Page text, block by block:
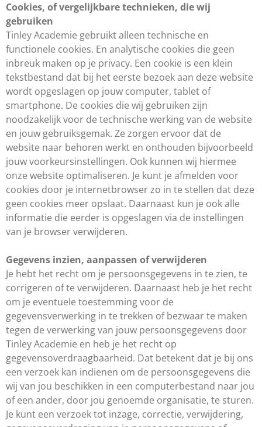
Cookies, of vergelijkbare technieken, die wij
gebruiken
Tinley Academie gebruikt alleen technische en
functionele cookies. En analytische cookies die geen
inbreuk maken op je privacy. Een cookie is een klein
tekstbestand dat bij het eerste bezoek aan deze website
wordt opgeslagen op jouw computer, tablet of
smartphone. De cookies die wij gebruiken zijn
noodzakelijk voor de technische werking van de website
en jouw gebruiksgemak. Ze zorgen ervoor dat de
website naar behoren werkt en onthouden bijvoorbeeld
jouw voorkeursinstellingen. Ook kunnen wij hiermee
onze website optimaliseren. Je kunt je afmelden voor
cookies door je internetbrowser zo in te stellen dat deze
geen cookies meer opslaat. Daarnaast kun je ook alle
informatie die eerder is opgeslagen via de instellingen
van je browser verwijderen.
Gegevens inzien, aanpassen of verwijderen
Je hebt het recht om je persoonsgegevens in te zien, te
corrigeren of te verwijderen. Daarnaast heb je het recht
om je eventuele toestemming voor de
gegevensverwerking in te trekken of bezwaar te maken
tegen de verwerking van jouw persoonsgegevens door
Tinley Academie en heb je het recht op
gegevensoverdraagbaarheid. Dat betekent dat je bij ons
een verzoek kan indienen om de persoonsgegevens die
wij van jou beschikken in een computerbestand naar jou
of een ander, door jou genoemde organisatie, te sturen.
Je kunt een verzoek tot inzage, correctie, verwijdering,